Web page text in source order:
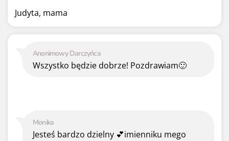
Judyta, mama
Monika
Jesteś bardzo dzielny 💕imienniku mego
Anonimowy Darczyńca
Wszystko będzie dobrze! Pozdrawiam🙂